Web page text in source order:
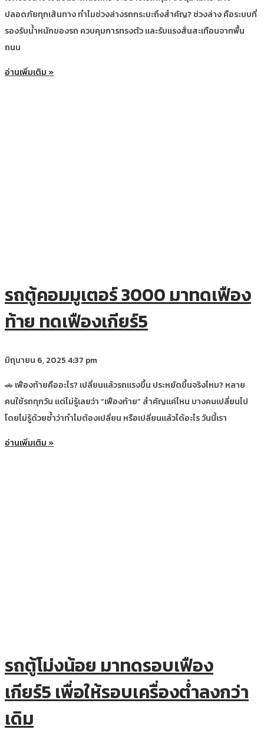
ปลอดภัยทุกเส้นทาง ทำไมช่วงล่างรถกระบะถึงสำคัญ? ช่วงล่าง คือระบบที่
รองรับน้ำหนักของรถ ควบคุมการทรงตัว และรับแรงสั่นสะเทือนจากพื้น
ถนน
อ่านเพิ่มเติม »
รถตู้คอมมูเตอร์ 3000 มาทดเฟือง
ท้าย ทดเฟืองเกียร์5
มิถุนายน 6, 20254:37 pm
🚗 เฟืองท้ายคืออะไร? เปลี่ยนแล้วรถแรงขึ้น ประหยัดขึ้นจริงไหม? หลาย
คนใช้รถทุกวัน แต่ไม่รู้เลยว่า “เฟืองท้าย” สำคัญแค่ไหน บางคนเปลี่ยนไป
โดยไม่รู้ด้วยซ้ำว่าทำไมต้องเปลี่ยน หรือเปลี่ยนแล้วได้อะไร วันนี้เรา
อ่านเพิ่มเติม »
รถตู้โม่งน้อย มาทดรอบเฟือง
เกียร์5 เพื่อให้รอบเครื่องต่ำลงกว่า
เดิม